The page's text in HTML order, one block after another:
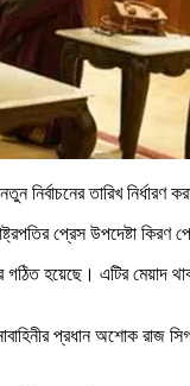
নির্বাচনের তারিখ নির্ধারণ
প্রেস উপদেষ্টা
গঠিত হয়েছে। এটির
প্রধান অশোক রাজ